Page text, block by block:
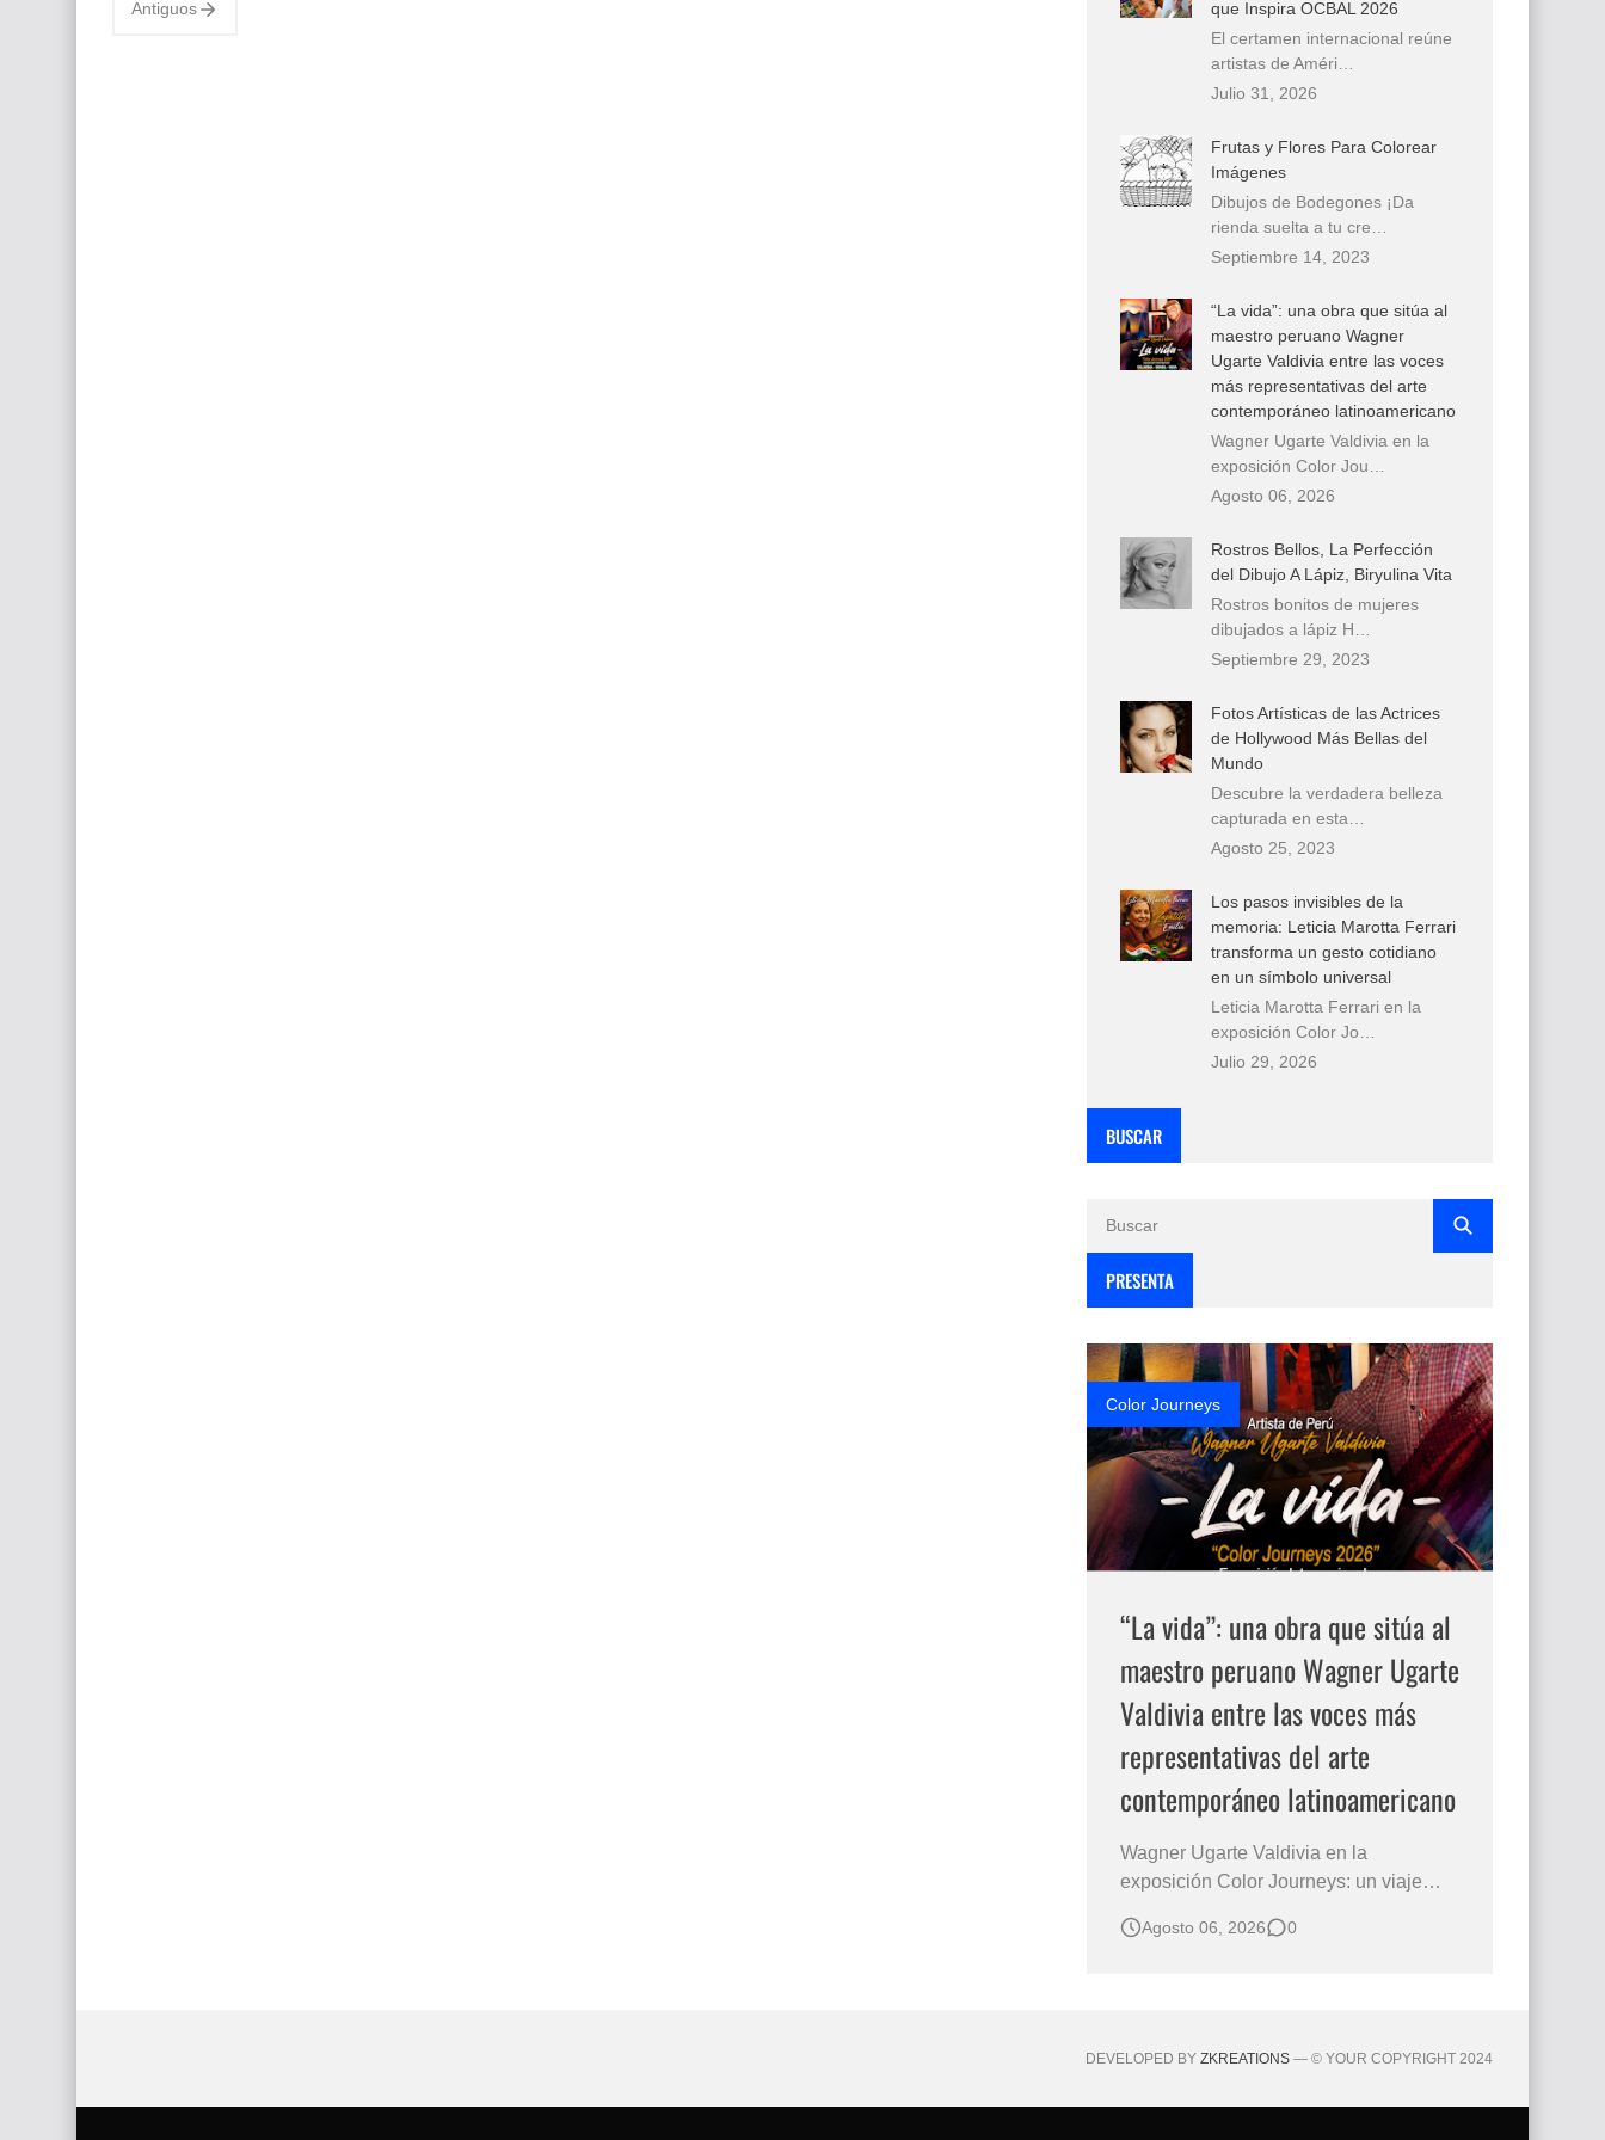
Antiguos
que Inspira OCBAL 2026
El certamen internacional reúne
artistas de Améri…
Julio 31, 2026
Frutas y Flores Para Colorear
Imágenes
Dibujos de Bodegones ¡Da
rienda suelta a tu cre…
Septiembre 14, 2023
“La vida”: una obra que sitúa al
maestro peruano Wagner
Ugarte Valdivia entre las voces
más representativas del arte
contemporáneo latinoamericano
Wagner Ugarte Valdivia en la
exposición Color Jou…
Agosto 06, 2026
Rostros Bellos, La Perfección
del Dibujo A Lápiz, Biryulina Vita
Rostros bonitos de mujeres
dibujados a lápiz H…
Septiembre 29, 2023
Fotos Artísticas de las Actrices
de Hollywood Más Bellas del
Mundo
Descubre la verdadera belleza
capturada en esta…
Agosto 25, 2023
Los pasos invisibles de la
memoria: Leticia Marotta Ferrari
transforma un gesto cotidiano
en un símbolo universal
Leticia Marotta Ferrari en la
exposición Color Jo…
Julio 29, 2026
BUSCAR
PRESENTA
Color Journeys
“La vida”: una obra que sitúa al
maestro peruano Wagner Ugarte
Valdivia entre las voces más
representativas del arte
contemporáneo latinoamericano
Wagner Ugarte Valdivia en la
exposición Color Journeys: un viaje
existencia Hay obras que no buscan
sensación que despierta "La vida" , una
Agosto 06, 2026 0
DEVELOPED BY ZKREATIONS — © YOUR COPYRIGHT 2024